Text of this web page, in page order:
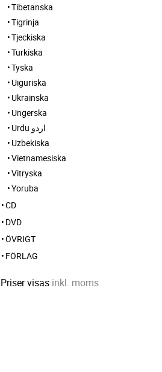
Tibetanska
Tigrinja
Tjeckiska
Turkiska
Tyska
Uiguriska
Ukrainska
Ungerska
Urdu اردو
Uzbekiska
Vietnamesiska
Vitryska
Yoruba
CD
DVD
ÖVRIGT
FÖRLAG
Priser visas inkl. moms